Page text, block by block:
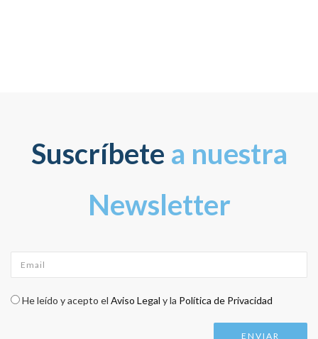
Suscríbete a nuestra
Newsletter
Check legal*
He leído y acepto el Aviso Legal y la Política de Privacidad